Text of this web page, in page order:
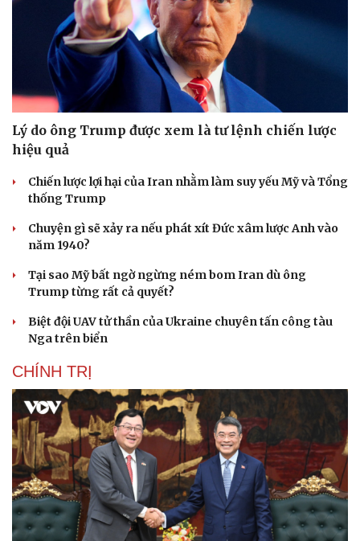
Lý do ông Trump được xem là tư lệnh chiến lược
hiệu quả
Chiến lược lợi hại của Iran nhằm làm suy yếu Mỹ và Tổng
thống Trump
Chuyện gì sẽ xảy ra nếu phát xít Đức xâm lược Anh vào
năm 1940?
Tại sao Mỹ bất ngờ ngừng ném bom Iran dù ông
Trump từng rất cả quyết?
Biệt đội UAV tử thần của Ukraine chuyên tấn công tàu
Nga trên biển
CHÍNH TRỊ